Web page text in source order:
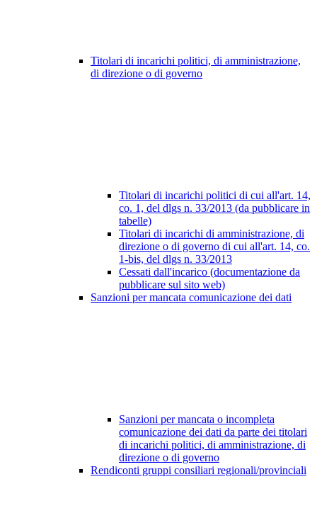
Titolari di incarichi politici, di amministrazione,
di direzione o di governo
Titolari di incarichi politici di cui all'art. 14,
co. 1, del dlgs n. 33/2013 (da pubblicare in
tabelle)
Titolari di incarichi di amministrazione, di
direzione o di governo di cui all'art. 14, co.
1-bis, del dlgs n. 33/2013
Cessati dall'incarico (documentazione da
pubblicare sul sito web)
Sanzioni per mancata comunicazione dei dati
Sanzioni per mancata o incompleta
comunicazione dei dati da parte dei titolari
di incarichi politici, di amministrazione, di
direzione o di governo
Rendiconti gruppi consiliari regionali/provinciali